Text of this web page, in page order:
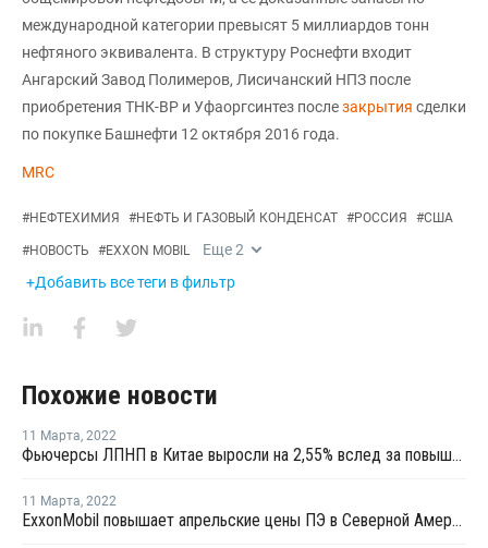
международной категории превысят 5 миллиардов тонн
нефтяного эквивалента. В структуру Роснефти входит
Ангарский Завод Полимеров, Лисичанский НПЗ после
приобретения ТНК-ВР и Уфаоргсинтез послезакрытия сделки
по покупке Башнефти 12 октября 2016 года.
MRC
#НЕФТЕХИМИЯ #НЕФТЬ И ГАЗОВЫЙ КОНДЕНСАТ #РОССИЯ #США
#НОВОСТЬ #EXXON MOBIL Еще2
+Добавить все теги в фильтр
Похожие новости
11 Марта, 2022
Фьючерсы ЛПНП в Китае выросли на 2,55% вслед за повышением котировок сырой нефти
11 Марта, 2022
ExxonMobil повышает апрельские цены ПЭ в Северной Америке